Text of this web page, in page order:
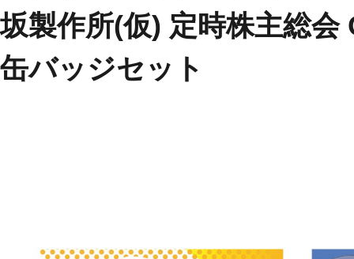
坂製作所(仮) 定時株主総会
缶バッジセット